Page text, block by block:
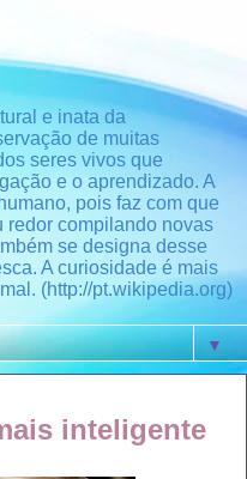
e inata da
de muitas
seres vivos que
e o aprendizado. A
pois faz com que
redor compilando novas
se designa desse
A curiosidade é mais
(http://pt.wikipedia.org)
▼
inteligente